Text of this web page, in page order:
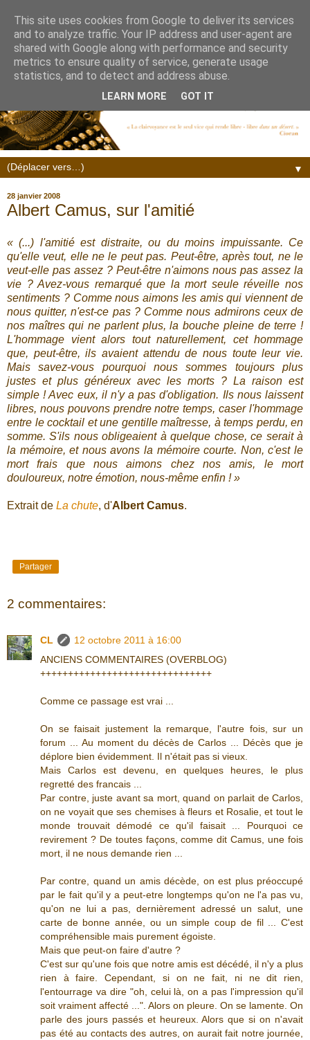
▼
28 janvier 2008
Albert Camus, sur l'amitié
« (...) l'amitié est distraite, ou du moins impuissante. Ce
qu'elle veut, elle ne le peut pas. Peut-être, après tout, ne le
veut-elle pas assez ? Peut-être n'aimons nous pas assez la
vie ? Avez-vous remarqué que la mort seule réveille nos
sentiments ? Comme nous aimons les amis qui viennent de
nous quitter, n'est-ce pas ? Comme nous admirons ceux de
nos maîtres qui ne parlent plus, la bouche pleine de terre !
L'hommage vient alors tout naturellement, cet hommage
que, peut-être, ils avaient attendu de nous toute leur vie.
Mais savez-vous pourquoi nous sommes toujours plus
justes et plus généreux avec les morts ? La raison est
simple ! Avec eux, il n'y a pas d'obligation. Ils nous laissent
libres, nous pouvons prendre notre temps, caser l'hommage
entre le cocktail et une gentille maîtresse, à temps perdu, en
somme. S'ils nous obligeaient à quelque chose, ce serait à
la mémoire, et nous avons la mémoire courte. Non, c'est le
mort frais que nous aimons chez nos amis, le mort
douloureux, notre émotion, nous-même enfin ! »
Extrait de La chute, d'Albert Camus.
Partager
2 commentaires:
CL
12 octobre 2011 à 16:00
ANCIENS COMMENTAIRES (OVERBLOG)
+++++++++++++++++++++++++++++++
Comme ce passage est vrai ...
On se faisait justement la remarque, l'autre fois, sur un
forum ... Au moment du décès de Carlos ... Décès que je
déplore bien évidemment. Il n'était pas si vieux.
Mais Carlos est devenu, en quelques heures, le plus
regretté des francais ...
Par contre, juste avant sa mort, quand on parlait de Carlos,
on ne voyait que ses chemises à fleurs et Rosalie, et tout le
monde trouvait démodé ce qu'il faisait ... Pourquoi ce
revirement ? De toutes façons, comme dit Camus, une fois
mort, il ne nous demande rien ...
Par contre, quand un amis décède, on est plus préoccupé
par le fait qu'il y a peut-etre longtemps qu'on ne l'a pas vu,
qu'on ne lui a pas, dernièrement adressé un salut, une
carte de bonne année, ou un simple coup de fil ... C'est
compréhensible mais purement égoiste.
Mais que peut-on faire d'autre ?
C'est sur qu'une fois que notre amis est décédé, il n'y a plus
rien à faire. Cependant, si on ne fait, ni ne dit rien,
l'entourrage va dire "oh, celui là, on a pas l'impression qu'il
soit vraiment affecté ...". Alors on pleure. On se lamente. On
parle des jours passés et heureux. Alors que si on n'avait
pas été au contacts des autres, on aurait fait notre journée,
This site uses cookies from Google to deliver its services
and to analyze traffic. Your IP address and user-agent are
shared with Google along with performance and security
metrics to ensure quality of service, generate usage
statistics, and to detect and address abuse.
LEARN MORE GOT IT